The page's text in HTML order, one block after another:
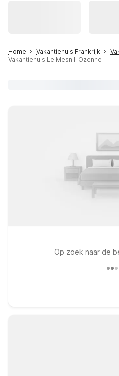
Home Vakantiehuis Frankrijk
Vakantiehuis Le Mesnil-Ozenne
Op zoek naar de